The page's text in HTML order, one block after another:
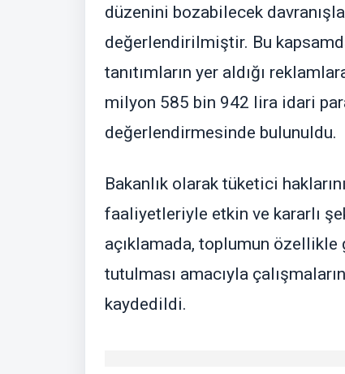
düzenini bozabilecek
değerlendirilmiştir. Bu
tanıtımların yer aldığı
milyon 585 bin 942 lira idari
değerlendirmesinde bulunuldu.
Bakanlık olarak tüketici
faaliyetleriyle etkin ve kararlı
açıklamada, toplumun
tutulması amacıyla
kaydedildi.